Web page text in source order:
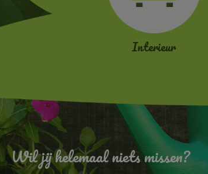
Interieur
Wil jij helemaal niets missen?